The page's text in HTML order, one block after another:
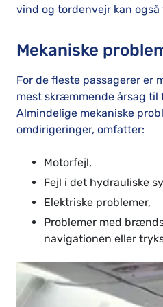
vind og tordenvejr kan
Mekaniske
For de fleste passagerer er
mest skræmmende årsag til
Almindelige mekaniske
omdirigeringer, omfatter:
Motorfejl,
Fejl i det hydrauliske
Elektriske problemer,
Problemer med
navigationen eller